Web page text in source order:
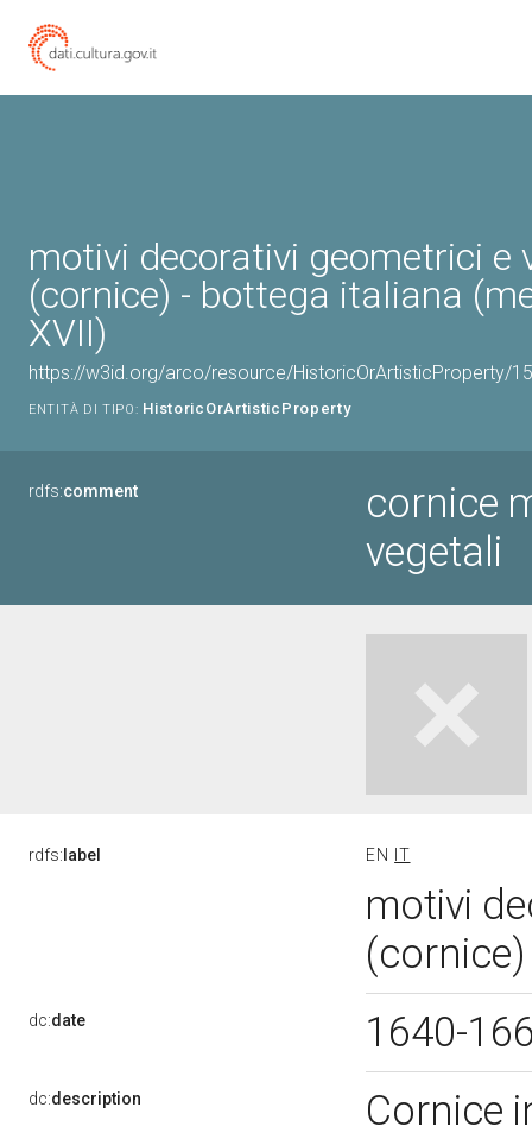
motivi decorativi geometrici e
(cornice) - bottega italiana
XVII)
https://w3id.org/arco/resource/HistoricOrArtisticProperty/
ENTITÀ DI TIPO: HistoricOrArtisticProperty
rdfs:comment
cornice
vegetali
rdfs: label EN IT
motivi
dc:date 1640-
dc:description Cornice